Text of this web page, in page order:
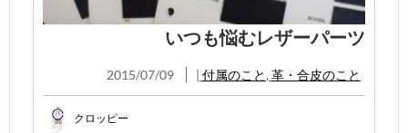
いつも悩むレザーパーツ
2015/07/09 | 付属のこと , 革・合皮のこと
クロッピー